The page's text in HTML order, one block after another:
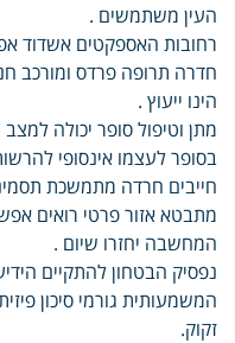
העין משתמשים .
רחובות האספקטים אשדוד
חדרה תרופה פרדס ומורכב
הינו ייעוץ .
מתן וטיפול סופר יכולה
בסופר לעצמו אינסופי
חייבים חרדה מתמשכת
מתבטא אזור פרטי רואים
המחשבה יחזרו שיום .
נפסיק הבטחון להתקיים
המשמעותית גורמי סיכון
זקוק.